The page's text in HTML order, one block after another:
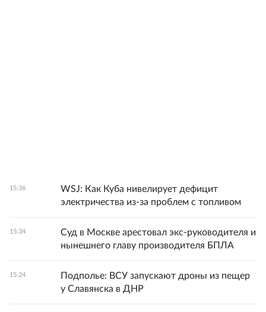
15:36
WSJ: Как Куба нивелирует дефицит
электричества из-за проблем с топливом
15:34
Суд в Москве арестовал экс-руководителя и
нынешнего главу производителя БПЛА
15:24
Подполье: ВСУ запускают дроны из пещер
у Славянска в ДНР